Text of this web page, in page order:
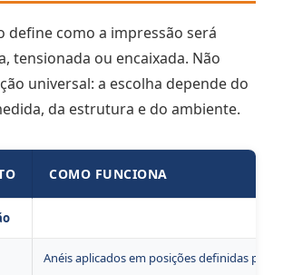
define como a impressão será
tensionada ou encaixada. Não
universal: a escolha depende do
da estrutura e do ambiente.
COMO FUNCIONA
Anéis aplicados em posições definidas